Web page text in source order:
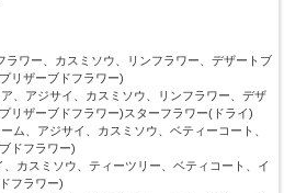
ラワー、カスミソウ、リンフラワー、デザートブ
リザーブドフラワー)
、アジサイ、カスミソウ、リンフラワー、デザ
リザーブドフラワー)スターフラワー(ドライ)
ム、アジサイ、カスミソウ、ベティーコート、
ドフラワー)
カスミソウ、ティーツリー、ベティコート、イ
フラワー)